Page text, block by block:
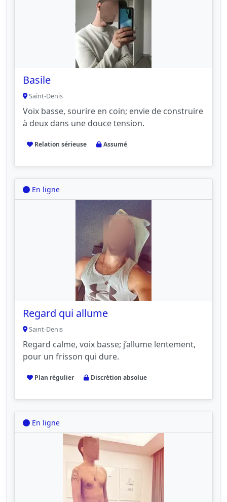
Basile
Saint-Denis
Voix basse, sourire en coin; envie de construire
à deux dans une douce tension.
Relation sérieuse Assumé
En ligne
Regard qui allume
Saint-Denis
Regard calme, voix basse; j’allume lentement,
pour un frisson qui dure.
Plan régulier Discrétion absolue
En ligne